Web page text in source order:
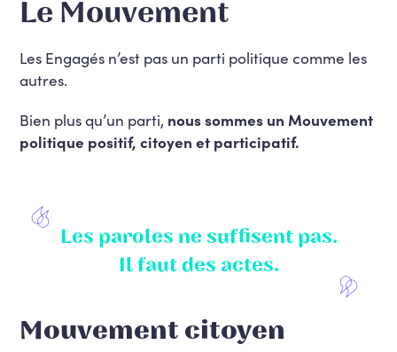
Le Mouvement
Les Engagés n’est pas un parti politique comme les
autres.
Bien plus qu’un parti, nous sommes un Mouvement
politique positif, citoyen et participatif.
Les paroles ne suffisent pas.
Il faut des actes.
Mouvement citoyen